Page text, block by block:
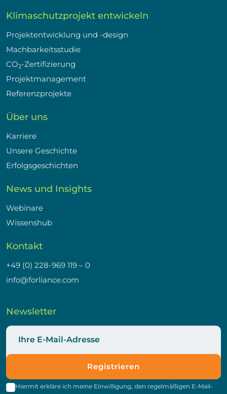
Klimaschutzprojekt entwickeln
Projektentwicklung und -design
Machbarkeitsstudie
CO2-Zertifizierung
Projektmanagement
Referenzprojekte
Über uns
Karriere
Unsere Geschichte
Erfolgsgeschichten
News und Insights
Webinare
Wissenshub
Kontakt
+49 (0) 228-969 119 – 0
info@forliance.com
Newsletter
Registrieren
Hiermit erkläre ich meine Einwilligung, den regelmäßigen E-Mail-